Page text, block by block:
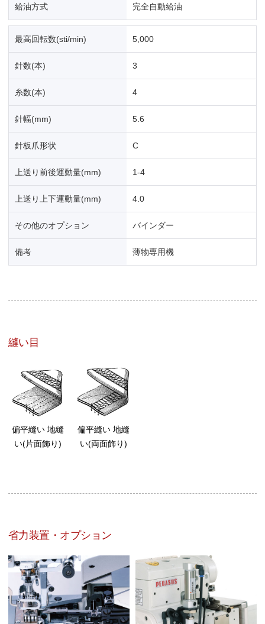
給油方式 完全自動給油
最高回転数(sti/min) 5,000
針数(本) 3
糸数(本) 4
針幅(mm) 5.6
針板爪形状 C
上送り前後運動量(mm) 1-4
上送り上下運動量(mm) 4.0
その他のオプション バインダー
備考 薄物専用機
縫い目
偏平縫い 地縫
い(片面飾り)
偏平縫い 地縫
い(両面飾り)
省力装置・オプション